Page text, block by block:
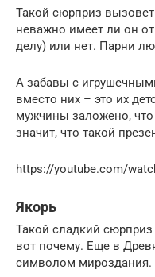
Такой сюрприз
неважно имеет ли он
делу) или нет. Парни
А забавы с
вместо них – это их
мужчины заложено,
значит, что такой
https://youtube.com/
Якорь
Такой сладкий
вот почему. Еще в
символом мироздания.